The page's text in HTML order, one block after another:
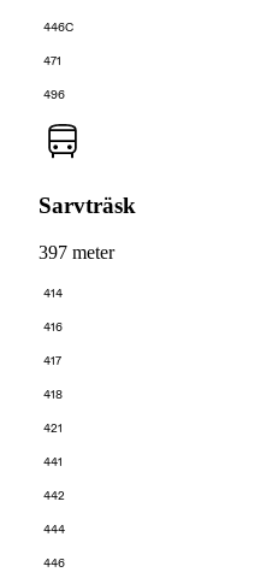
446C
471
496
Sarvträsk
397 meter
414
416
417
418
421
441
442
444
446